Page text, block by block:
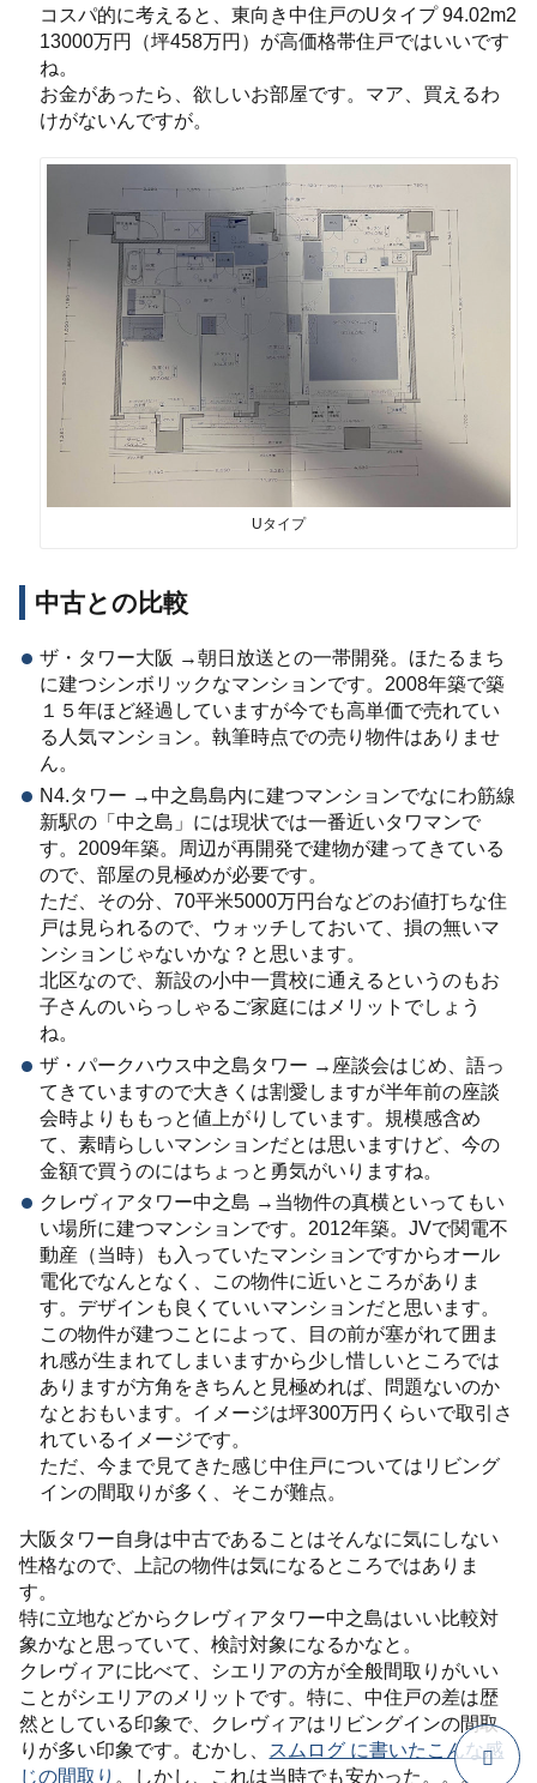
コスパ的に考えると、東向き中住戸のUタイプ 94.02m2
13000万円（坪458万円）が高価格帯住戸ではいいです
ね。
お金があったら、欲しいお部屋です。マア、買えるわ
けがないんですが。
Uタイプ
中古との比較
ザ・タワー大阪 →朝日放送との一帯開発。ほたるまち
に建つシンボリックなマンションです。2008年築で築
１５年ほど経過していますが今でも高単価で売れてい
る人気マンション。執筆時点での売り物件はありませ
ん。
N4.タワー →中之島島内に建つマンションでなにわ筋線
新駅の「中之島」には現状では一番近いタワマンで
す。2009年築。周辺が再開発で建物が建ってきている
ので、部屋の見極めが必要です。
ただ、その分、70平米5000万円台などのお値打ちな住
戸は見られるので、ウォッチしておいて、損の無いマ
ンションじゃないかな？と思います。
北区なので、新設の小中一貫校に通えるというのもお
子さんのいらっしゃるご家庭にはメリットでしょう
ね。
ザ・パークハウス中之島タワー →座談会はじめ、語っ
てきていますので大きくは割愛しますが半年前の座談
会時よりももっと値上がりしています。規模感含め
て、素晴らしいマンションだとは思いますけど、今の
金額で買うのにはちょっと勇気がいりますね。
クレヴィアタワー中之島 →当物件の真横といってもい
い場所に建つマンションです。2012年築。JVで関電不
動産（当時）も入っていたマンションですからオール
電化でなんとなく、この物件に近いところがありま
す。デザインも良くていいマンションだと思います。
この物件が建つことによって、目の前が塞がれて囲ま
れ感が生まれてしまいますから少し惜しいところでは
ありますが方角をきちんと見極めれば、問題ないのか
なとおもいます。イメージは坪300万円くらいで取引さ
れているイメージです。
ただ、今まで見てきた感じ中住戸についてはリビング
インの間取りが多く、そこが難点。
大阪タワー自身は中古であることはそんなに気にしない
性格なので、上記の物件は気になるところではありま
す。
特に立地などからクレヴィアタワー中之島はいい比較対
象かなと思っていて、検討対象になるかなと。
クレヴィアに比べて、シエリアの方が全般間取りがいい
ことがシエリアのメリットです。特に、中住戸の差は歴
然としている印象で、クレヴィアはリビングインの間取
りが多い印象です。むかし、 スムログ に書いたこんな感
じの間取り 。しかし、これは当時でも安かった。。。